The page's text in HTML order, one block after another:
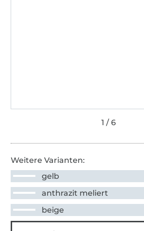
Weitere Varianten:
gelb
anthrazit meliert
beige